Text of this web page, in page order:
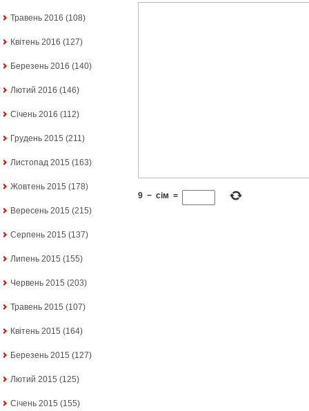
Травень 2016 (108)
Квітень 2016 (127)
Березень 2016 (140)
Лютий 2016 (146)
Січень 2016 (112)
Грудень 2015 (211)
Листопад 2015 (163)
Жовтень 2015 (178)
Вересень 2015 (215)
Серпень 2015 (137)
Липень 2015 (155)
Червень 2015 (203)
Травень 2015 (107)
Квітень 2015 (164)
Березень 2015 (127)
Лютий 2015 (125)
Січень 2015 (155)
9 − сім =